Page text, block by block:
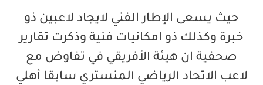
حيث يسعى الإطار الفني لايجاد لاعبين ذو
خبرة وكذلك ذو امكانيات فنية وذكرت تقارير
صحفية ان هيئة الأفريقي في تفاوض مع
لاعب الاتحاد الرياضي المنستري سابقا أهلي